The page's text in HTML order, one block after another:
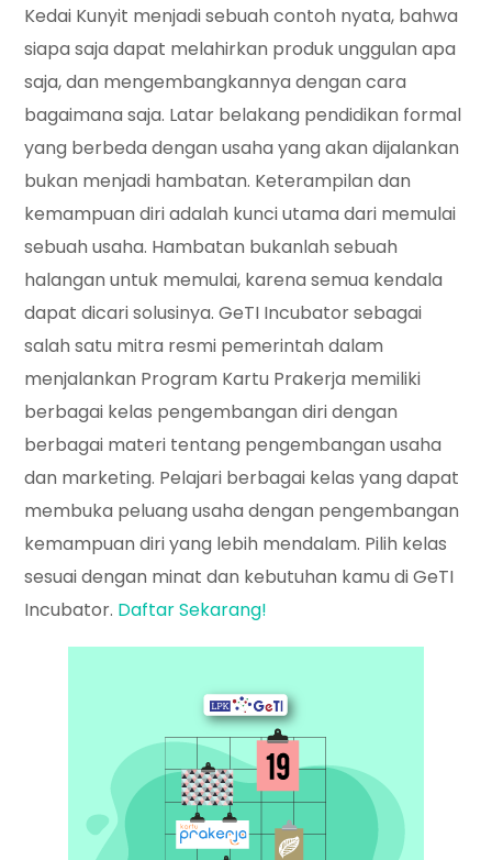
Kedai Kunyit menjadi sebuah contoh nyata, bahwa
siapa saja dapat melahirkan produk unggulan apa
saja, dan mengembangkannya dengan cara
bagaimana saja. Latar belakang pendidikan formal
yang berbeda dengan usaha yang akan dijalankan
bukan menjadi hambatan. Keterampilan dan
kemampuan diri adalah kunci utama dari memulai
sebuah usaha. Hambatan bukanlah sebuah
halangan untuk memulai, karena semua kendala
dapat dicari solusinya. GeTI Incubator sebagai
salah satu mitra resmi pemerintah dalam
menjalankan Program Kartu Prakerja memiliki
berbagai kelas pengembangan diri dengan
berbagai materi tentang pengembangan usaha
dan marketing. Pelajari berbagai kelas yang dapat
membuka peluang usaha dengan pengembangan
kemampuan diri yang lebih mendalam. Pilih kelas
sesuai dengan minat dan kebutuhan kamu di GeTI
Incubator. Daftar Sekarang!